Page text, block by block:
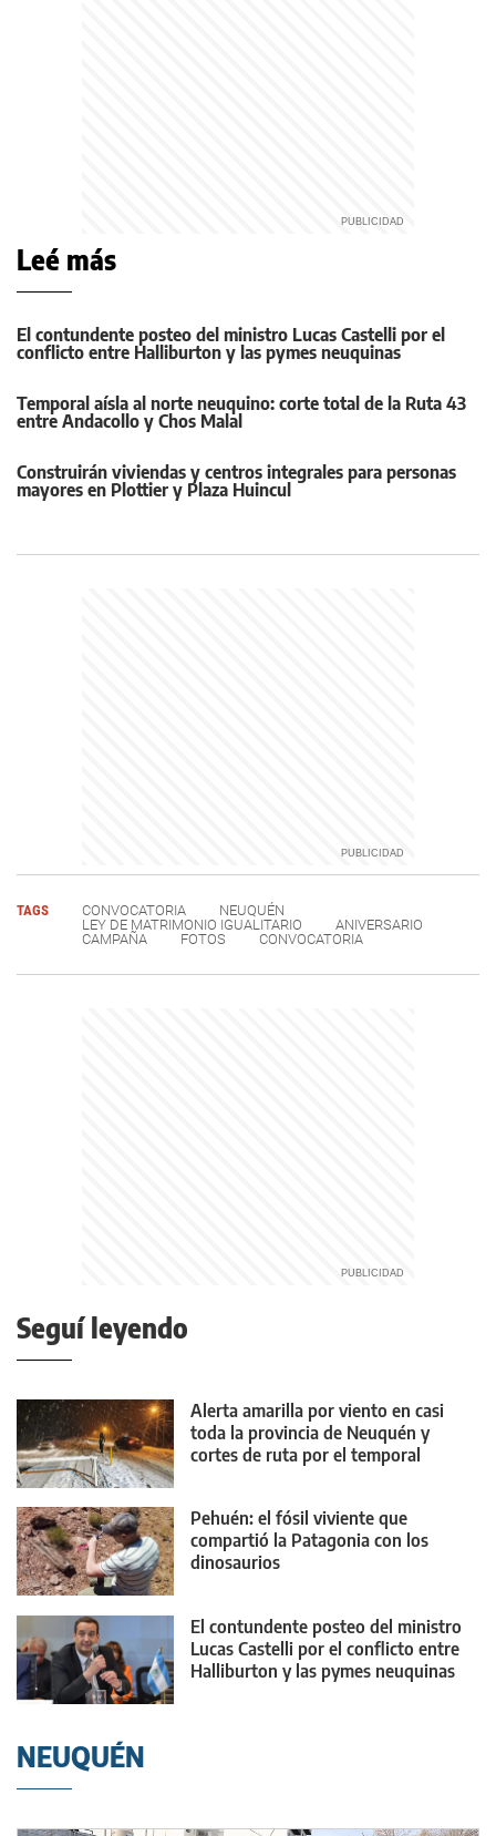
Leé más
El contundente posteo del ministro Lucas Castelli por el
conflicto entre Halliburton y las pymes neuquinas
Temporal aísla al norte neuquino: corte total de la Ruta 43
entre Andacollo y Chos Malal
Construirán viviendas y centros integrales para personas
mayores en Plottier y Plaza Huincul
TAGS CONVOCATORIA
NEUQUÉN
LEY DE MATRIMONIO IGUALITARIO
ANIVERSARIO
CAMPAÑA
FOTOS CONVOCATORIA
Seguí leyendo
Alerta amarilla por viento en casi
toda la provincia de Neuquén y
cortes de ruta por el temporal
Pehuén: el fósil viviente que
compartió la Patagonia con los
dinosaurios
El contundente posteo del ministro
Lucas Castelli por el conflicto entre
Halliburton y las pymes neuquinas
NEUQUÉN